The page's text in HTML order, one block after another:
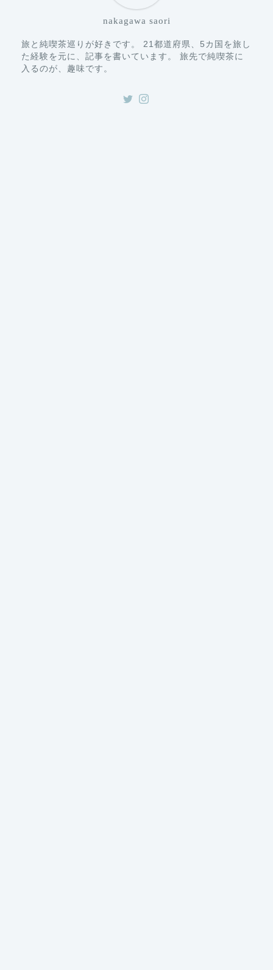
nakagawa saori
旅と純喫茶巡りが好きです。 21都道府県、5カ国を旅し
た経験を元に、記事を書いています。 旅先で純喫茶に
入るのが、趣味です。